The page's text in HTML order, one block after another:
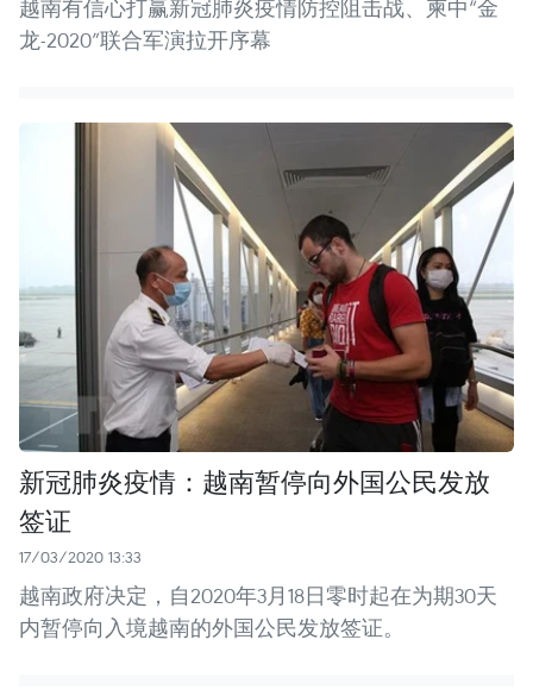
越南有信心打赢新冠肺炎疫情防控阻击战、柬中“金
龙-2020”联合军演拉开序幕
新冠肺炎疫情：越南暂停向外国公民发放
签证
17/03/2020 13:33
越南政府决定，自2020年3月18日零时起在为期30天
内暂停向入境越南的外国公民发放签证。